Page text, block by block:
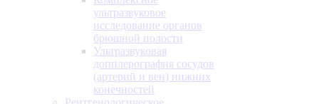
ультразвуковое
исследование органов
брюшной полости
Ультразвуковая
допплерография сосудов
(артерий и вен) нижних
конечностей